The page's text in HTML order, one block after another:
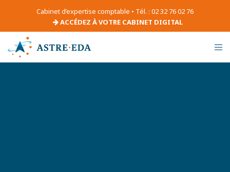
Cabinet d’expertise comptable • Tél. : 02 32 76 02 76
ACCÉDEZ À VOTRE CABINET DIGITAL